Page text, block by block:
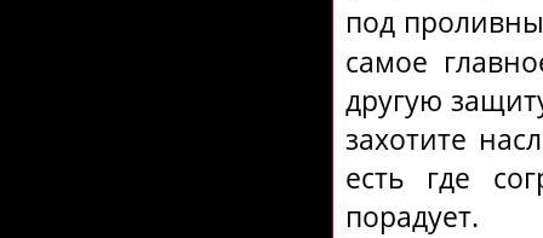
под
самое
другую
захотите
есть где
порадует.